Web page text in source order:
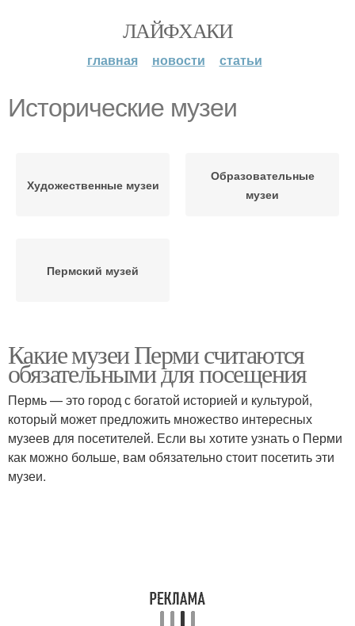
ЛАЙФХАКИ
главная новости статьи
Исторические музеи
Художественные музеи
Образовательные
музеи
Пермский музей
Какие музеи Перми считаются
обязательными для посещения
Пермь — это город с богатой историей и культурой,
который может предложить множество интересных
музеев для посетителей. Если вы хотите узнать о Перми
как можно больше, вам обязательно стоит посетить эти
музеи.